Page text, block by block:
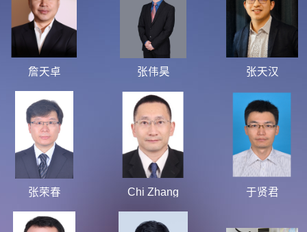
詹天卓 张伟昊 张天汉
张荣春 Chi Zhang 于贤君